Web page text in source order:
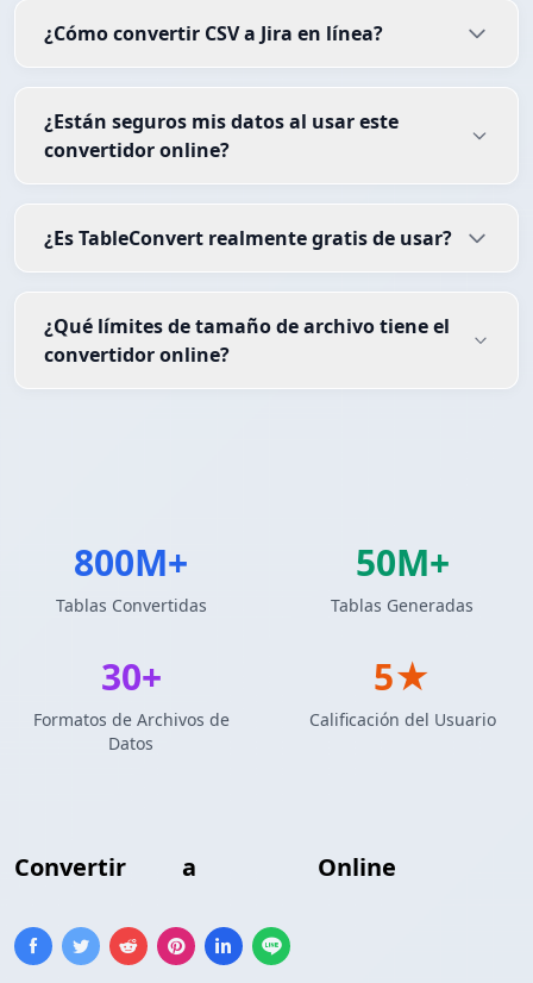
Convertir a Online
¿Cómo convertir CSV a Jira en línea?
¿Están seguros mis datos al usar este
convertidor online?
¿Es TableConvert realmente gratis de usar?
¿Qué límites de tamaño de archivo tiene el
convertidor online?
800M+
Tablas Convertidas
50M+
Tablas Generadas
30+
Formatos de Archivos de
Datos
5★
Calificación del Usuario